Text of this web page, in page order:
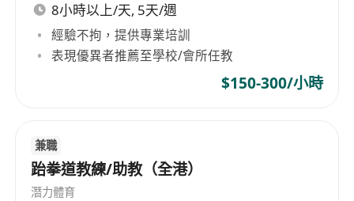
8小時以上/天, 5天/週
經驗不拘，提供專業培訓
表現優異者推薦至學校/會所任教
$150-300/小時
兼職
跆拳道教練/助教（全港）
潛力體育